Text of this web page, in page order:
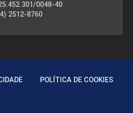
0048-40
2512-8760
POLÍTICA DE COOKIES